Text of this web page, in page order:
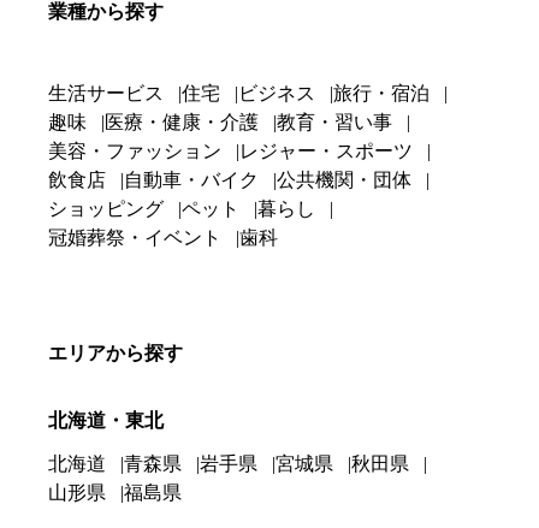
業種から探す
生活サービス 住宅 ビジネス
旅行・宿泊
趣味
医療・健康・介護
教育・習い事
美容・ファッション
レジャー・スポーツ
飲食店
自動車・バイク
公共機関・団体
ショッピング
ペット
暮らし
冠婚葬祭・イベント
歯科
エリアから探す
北海道・東北
北海道 青森県 岩手県 宮城県
秋田県
山形県
福島県